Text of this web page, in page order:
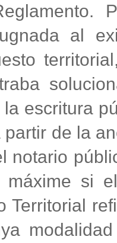
al
escritura
de la
notario
máxime si
Territorial